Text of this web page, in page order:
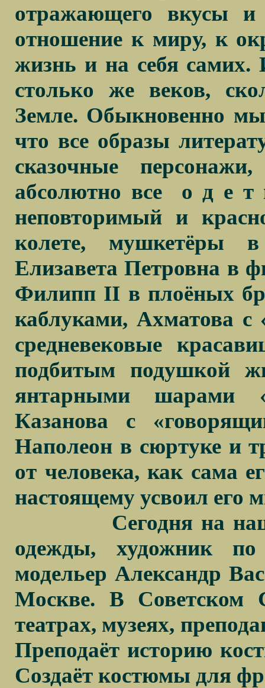
отражающего вкусы
отношение к миру, к
жизнь и на себя самих.
столько же веков,
Земле. Обыкновенно мы
что все образы
сказочные
абсолютно все
о д е т
неповторимый и
колете, мушкетёры
Елизавета Петровна в
Филипп II в плоёных
каблуками, Ахматова с
средневековые
подбитым подушкой
янтарными шарами
Казанова с
Наполеон в сюртуке и
от человека, как сама
настоящему усвоил его
Сегодня на
одежды, художник
модельер Александр
Москве. В Советском
театрах, музеях,
Преподаёт историю
Создаёт костюмы для